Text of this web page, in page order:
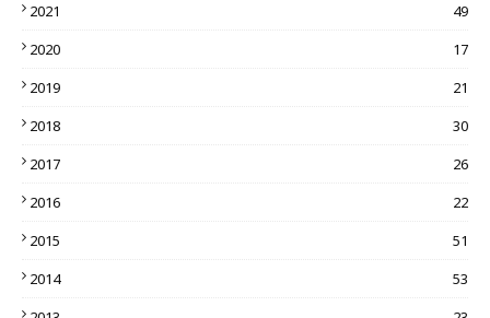
2021
49
2020
17
2019
21
2018
30
2017
26
2016
22
2015
51
2014
53